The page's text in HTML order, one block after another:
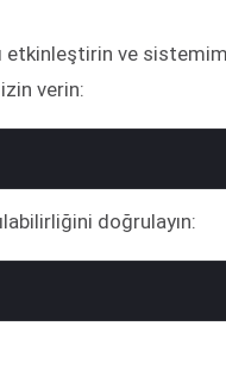
etkinleştirin ve
verin:
doğrulayın: